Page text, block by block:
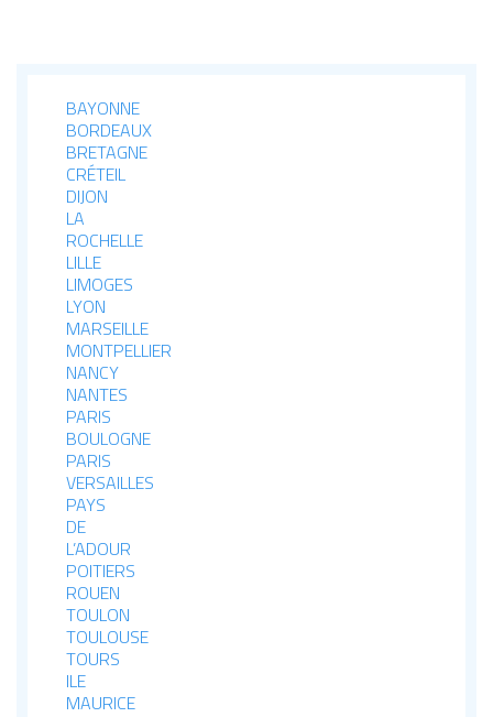
BAYONNE
BORDEAUX
BRETAGNE
CRÉTEIL
DIJON
LA
ROCHELLE
LILLE
LIMOGES
LYON
MARSEILLE
MONTPELLIER
NANCY
NANTES
PARIS
BOULOGNE
PARIS
VERSAILLES
PAYS
DE
L’ADOUR
POITIERS
ROUEN
TOULON
TOULOUSE
TOURS
ILE
MAURICE